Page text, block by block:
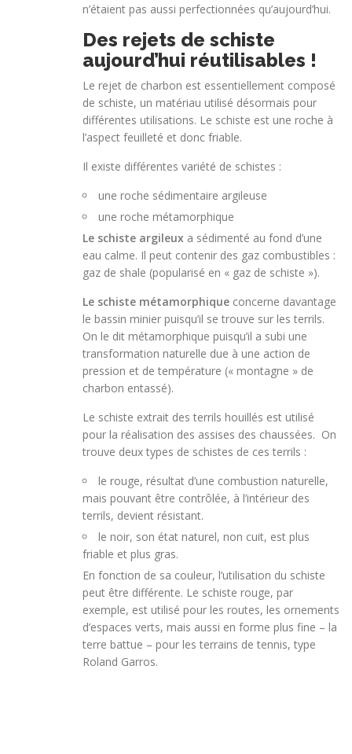
n’étaient pas aussi perfectionnées qu’aujourd’hui.
Des rejets de schiste
aujourd’hui réutilisables !
Le rejet de charbon est essentiellement composé
de schiste, un matériau utilisé désormais pour
différentes utilisations. Le schiste est une roche à
l’aspect feuilleté et donc friable.
Il existe différentes variété de schistes :
une roche sédimentaire argileuse
une roche métamorphique
Le schiste argileux a sédimenté au fond d’une
eau calme. Il peut contenir des gaz combustibles :
gaz de shale (popularisé en « gaz de schiste »).
Le schiste métamorphique concerne davantage
le bassin minier puisqu’il se trouve sur les terrils.
On le dit métamorphique puisqu’il a subi une
transformation naturelle due à une action de
pression et de température (« montagne » de
charbon entassé).
Le schiste extrait des terrils houillés est utilisé
pour la réalisation des assises des chaussées. On
trouve deux types de schistes de ces terrils :
le rouge, résultat d’une combustion naturelle,
mais pouvant être contrôlée, à l’intérieur des
terrils, devient résistant.
le noir, son état naturel, non cuit, est plus
friable et plus gras.
En fonction de sa couleur, l’utilisation du schiste
peut être différente. Le schiste rouge, par
exemple, est utilisé pour les routes, les ornements
d’espaces verts, mais aussi en forme plus fine – la
terre battue – pour les terrains de tennis, type
Roland Garros.